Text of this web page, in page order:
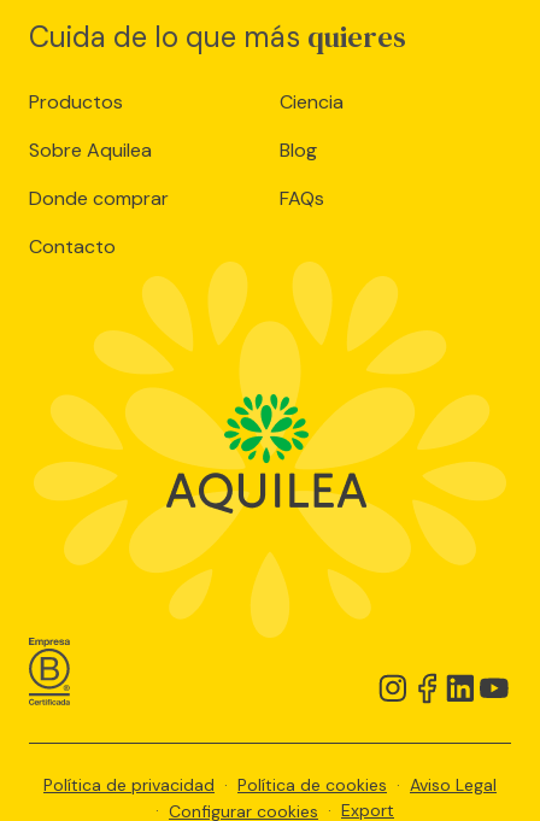
Cuida de lo que más quieres
Productos
Ciencia
Sobre Aquilea
Blog
Donde comprar
FAQs
Contacto
Política de privacidad · Política de cookies · Aviso Legal
· Configurar cookies · Export